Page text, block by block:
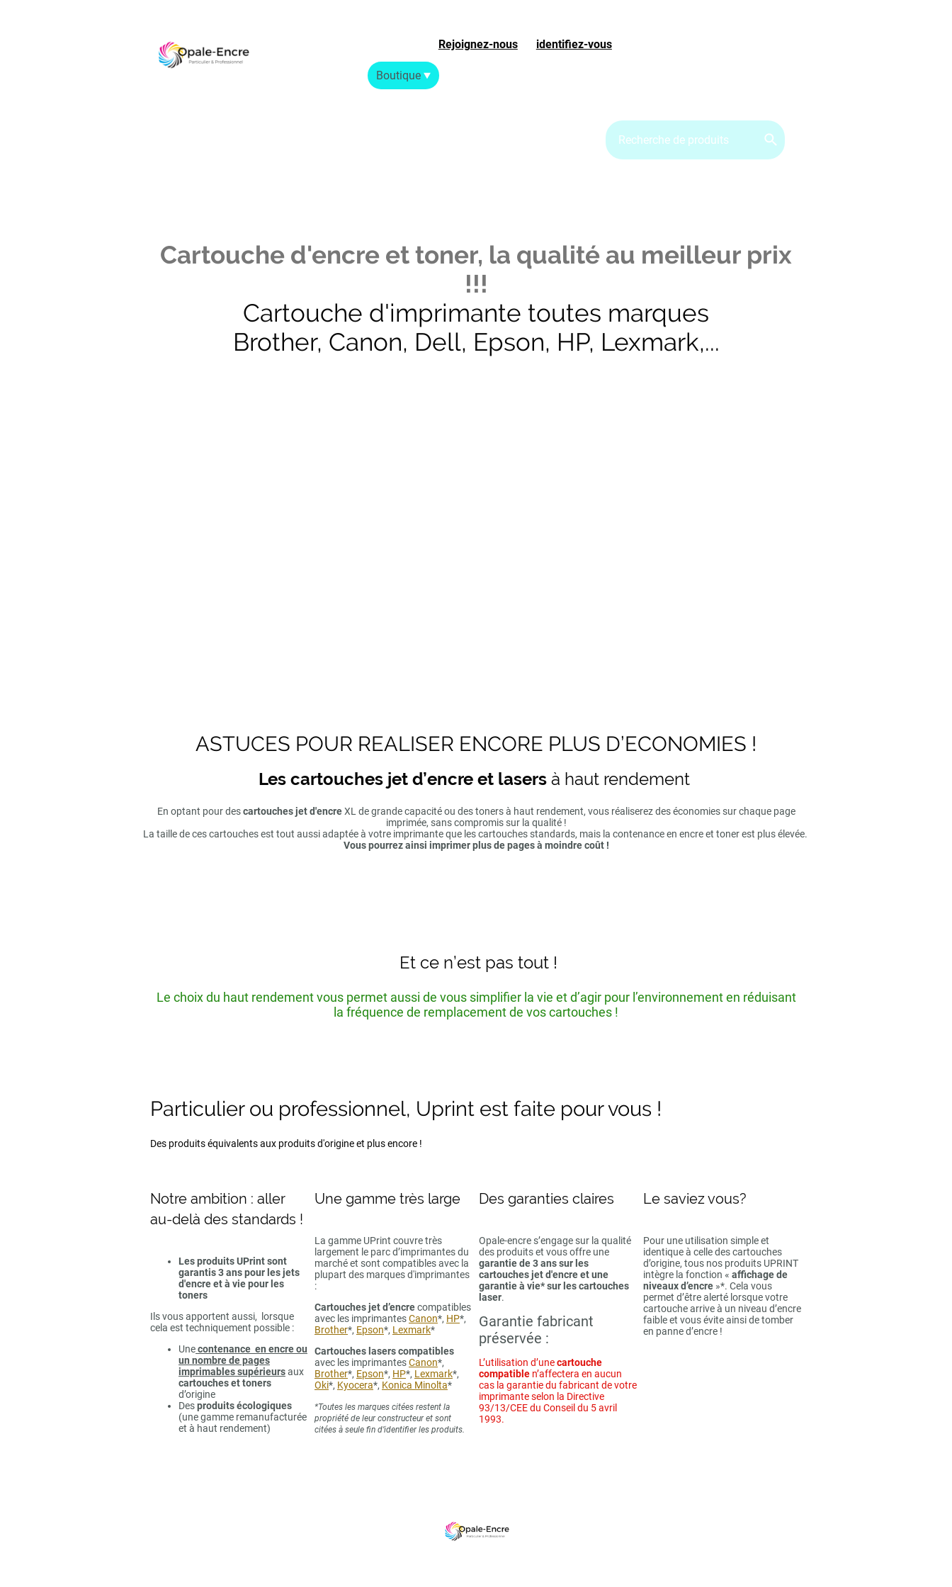
Rejoignez-nousou identifiez-vous
Boutique
Cartouche d'encre et toner, la qualité au meilleur prix
!!!
Cartouche d'imprimante toutes marques
Brother, Canon, Dell, Epson, HP, Lexmark,...
ASTUCES POUR REALISER ENCORE PLUS D’ECONOMIES !
Les cartouches jet d’encre et lasersà haut rendement
En optant pour descartouches jet d'encreXL de grande capacité ou des toners à haut rendement, vous réaliserez des économies sur chaque page
imprimée, sans compromis sur la qualité !
La taille de ces cartouches est tout aussi adaptée à votre imprimante que les cartouches standards, mais la contenance en encre et toner est plus élevée.
Vous pourrez ainsi imprimer plus de pages à moindre coût !
Et ce n’est pas tout !
Le choix du haut rendement vous permet aussi de vous simplifier la vie et d’agir pour l’environnement en réduisant
la fréquence de remplacement de vos cartouches !
Particulier ou professionnel, Uprint est faite pour vous !
Des produits équivalents aux produits d'origine et plus encore !
Notre ambition : aller
au-delà des standards !
Les produits UPrint sont
garantis 3 ans pour les jets
d'encre et à vie pour les
toners
Ils vous apportent aussi, lorsque
cela est techniquement possible :
Unecontenance en encre ou
un nombre de pages
imprimables supérieursaux
cartouches et toners
d’origine
Desproduits écologiques
(une gamme remanufacturée
et à haut rendement)
Une gamme très large
La gamme UPrint couvre très
largement le parc d’imprimantes du
marché et sont compatibles avec la
plupart des marques d'imprimantes
:
Cartouches jet d’encrecompatibles
avec les imprimantesCanon*, HP*,
Brother*, Epson*, Lexmark*
Cartouches lasers compatibles
avec les imprimantesCanon*,
Brother*, Epson*, HP*, Lexmark*,
Oki*, Kyocera*, Konica Minolta*
*Toutes les marques citées restent la
propriété de leur constructeur et sont
citées à seule fin d’identifier les produits.
Des garanties claires
Opale-encre s’engage sur la qualité
des produits et vous offre une
garantie de 3 ans sur les
cartouches jet d'encre et une
garantie à vie* sur les cartouches
laser.
Garantie fabricant
préservée :
L’utilisation d’unecartouche
compatible n’affectera en aucun
cas la garantie du fabricant de votre
imprimante selon la Directive
93/13/CEE du Conseil du 5 avril
1993.
Le saviez vous?
Pour une utilisation simple et
identique à celle des cartouches
d’origine, tous nos produits UPRINT
intègre la fonction « affichage de
niveaux d’encre »*. Cela vous
permet d’être alerté lorsque votre
cartouche arrive à un niveau d’encre
faible et vous évite ainsi de tomber
en panne d’encre !